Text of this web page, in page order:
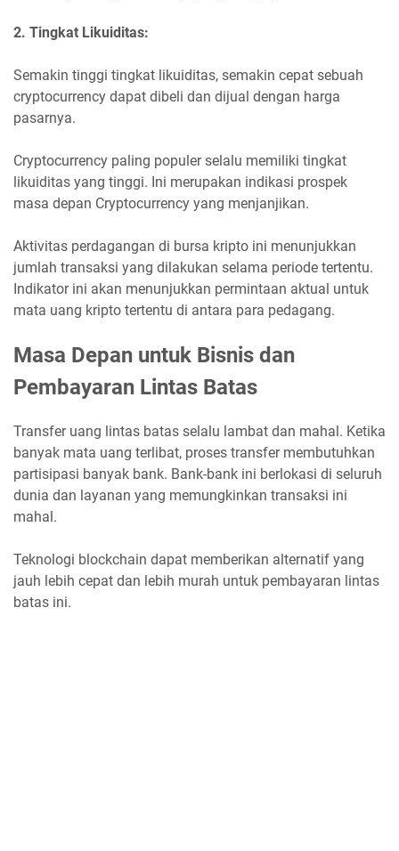
2. Tingkat Likuiditas:
Semakin tinggi tingkat likuiditas, semakin cepat sebuah
cryptocurrency dapat dibeli dan dijual dengan harga
pasarnya.
Cryptocurrency paling populer selalu memiliki tingkat
likuiditas yang tinggi. Ini merupakan indikasi prospek
masa depan Cryptocurrency yang menjanjikan.
Aktivitas perdagangan di bursa kripto ini menunjukkan
jumlah transaksi yang dilakukan selama periode tertentu.
Indikator ini akan menunjukkan permintaan aktual untuk
mata uang kripto tertentu di antara para pedagang.
Masa Depan untuk Bisnis dan
Pembayaran Lintas Batas
Transfer uang lintas batas selalu lambat dan mahal. Ketika
banyak mata uang terlibat, proses transfer membutuhkan
partisipasi banyak bank. Bank-bank ini berlokasi di seluruh
dunia dan layanan yang memungkinkan transaksi ini
mahal.
Teknologi blockchain dapat memberikan alternatif yang
jauh lebih cepat dan lebih murah untuk pembayaran lintas
batas ini.